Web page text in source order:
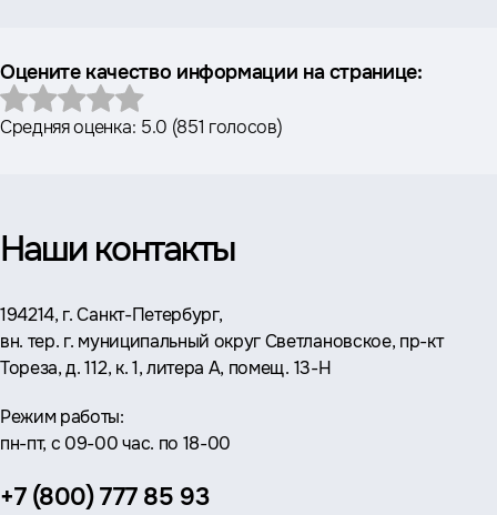
Оцените качество информации на странице:
Средняя оценка: 5.0 (851 голосов)
Наши контакты
Адрес:
194214, г. Санкт-Петербург,
вн. тер. г. муниципальный округ Светлановское, пр-кт
Тореза, д. 112, к. 1, литера А, помещ. 13-Н
Режим работы:
пн-пт, с 09-00 час. по 18-00
Телефон:
+7 (800) 777 85 93